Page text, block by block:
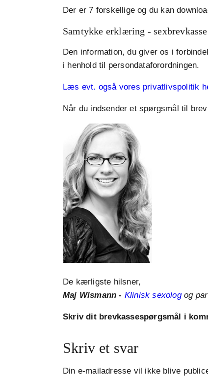
Der er 7 forskellige og du kan
Samtykke erklæring -
Den information, du giver os i
i henhold til persondataforordningen.
Læs evt. også vores privatlivspolitik
Når du indsender et spørgsmål til
De kærligste hilsner,
Maj Wismann - Klinisk sexologog
Skriv dit brevkassespørgsmål i
Skriv et svar
Din e-mailadresse vil ikke blive